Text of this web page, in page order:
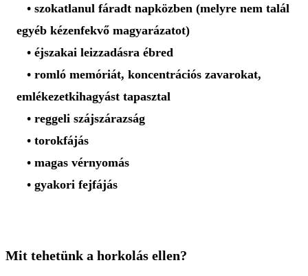
• szokatlanul fáradt napközben (melyre nem talál
egyéb kézenfekvő magyarázatot)
• éjszakai leizzadásra ébred
• romló memóriát, koncentrációs zavarokat,
emlékezetkihagyást tapasztal
• reggeli szájszárazság
• torokfájás
• magas vérnyomás
• gyakori fejfájás
Mit tehetünk a horkolás ellen?